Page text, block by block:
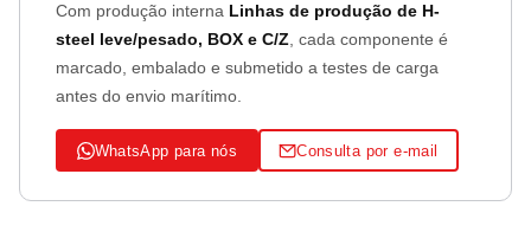
Com produção interna Linhas de produção de H-
steel leve/pesado, BOX e C/Z , cada componente é
marcado, embalado e submetido a testes de carga
antes do envio marítimo.
WhatsApp para nós Consulta por e-mail